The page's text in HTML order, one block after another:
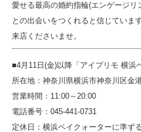
愛せる最高の婚約指輪(エンゲージ
との出会いをつくれると信じていま
来店くださいませ。
■4月11日(金)以降「アイプリモ 横浜
所在地：神奈川県横浜市神奈川区金
営業時間：11:00～20:00
電話番号：045-441-0731
定休日：横浜ベイクォーターに準ず